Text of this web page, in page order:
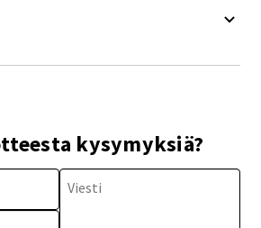
kysymyksiä?